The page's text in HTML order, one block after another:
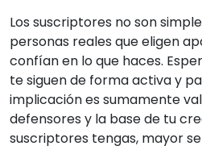
Los suscriptores no son
personas reales que eligen
confían en lo que haces.
te siguen de forma activa y
implicación es sumamente
defensores y la base de tu
suscriptores tengas, mayor